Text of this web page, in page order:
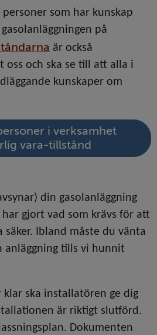
som har kunskap
på
är också
oss och ska se till att alla i
kunskaper om
i verksamhet
vara-tillstånd
din gasolanläggning
gjort vad som krävs för att
säker. Ibland måste du vänta
anläggning tills vi hunnit
ska installatören ge dig
är riktigt slutförd.
Dokumenten